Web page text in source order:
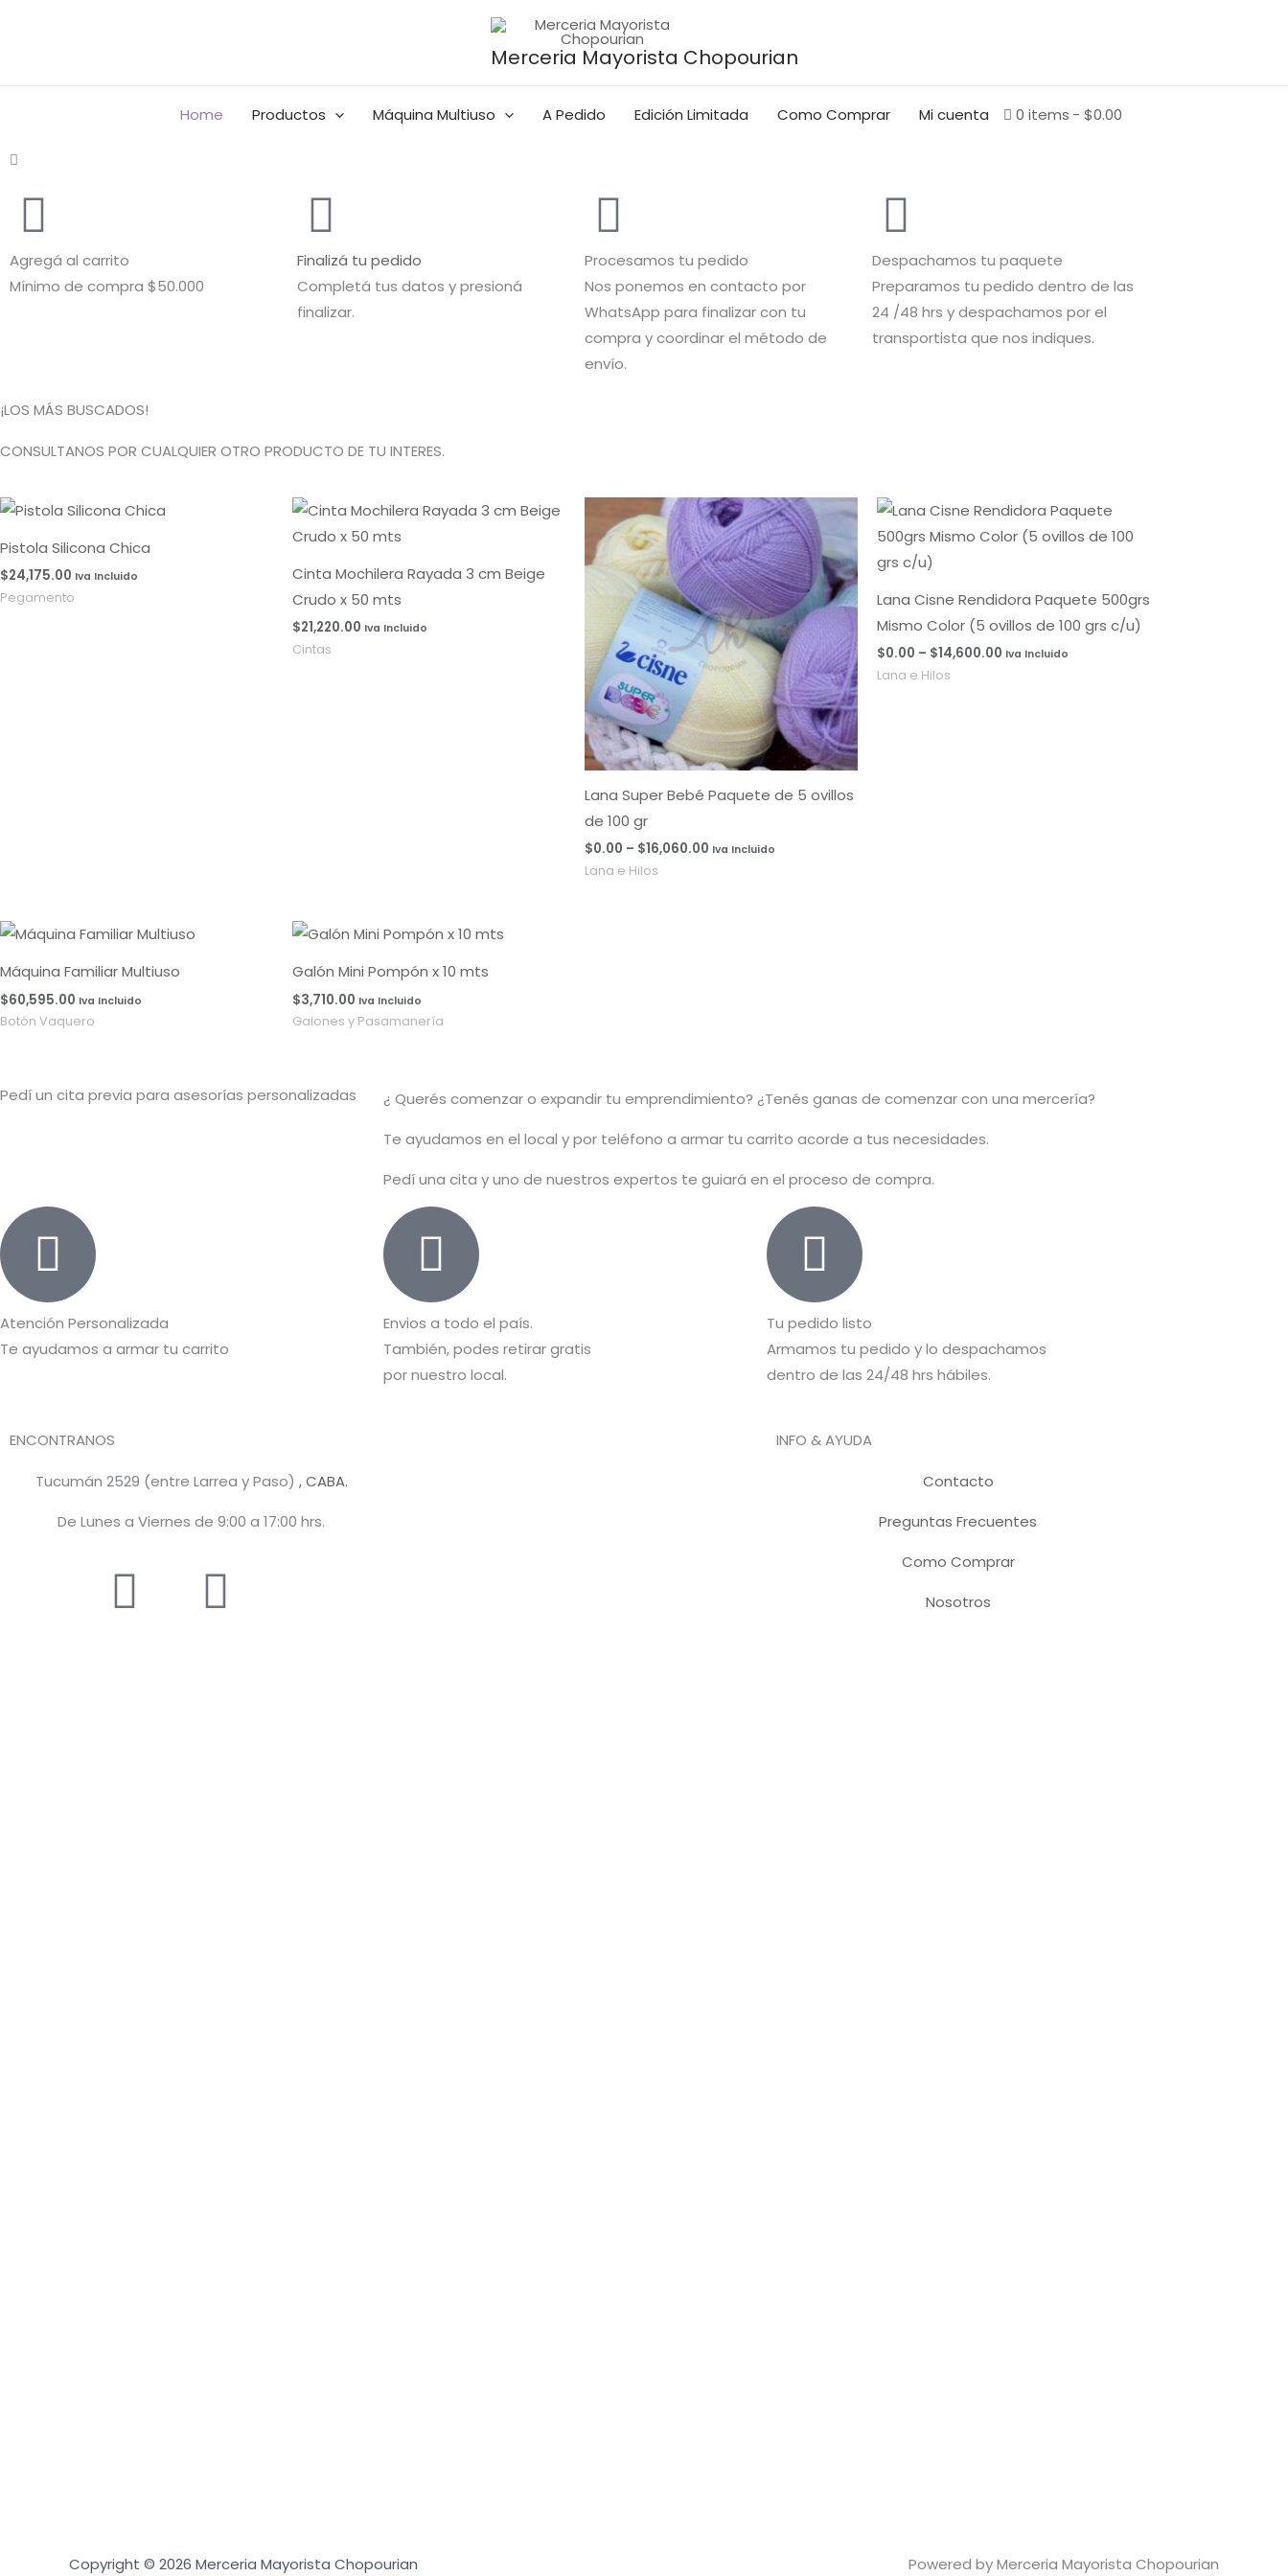
Merceria Mayorista Chopourian
Home Productos Máquina Multiuso A Pedido Edición Limitada Como Comprar Mi cuenta 0 items $0.00
Agregá al carrito
Mínimo de compra $50.000
Finalizá tu pedido
Completá tus datos y presioná
finalizar.
Procesamos tu pedido
Nos ponemos en contacto por
WhatsApp para finalizar con tu
compra y coordinar el método de
envío.
Despachamos tu paquete
Preparamos tu pedido dentro de las
24 /48 hrs y despachamos por el
transportista que nos indiques.
¡LOS MÁS BUSCADOS!
CONSULTANOS POR CUALQUIER OTRO PRODUCTO DE TU INTERES.
Pistola Silicona Chica
$24,175.00 Iva Incluido
Pegamento
Cinta Mochilera Rayada 3 cm Beige
Crudo x 50 mts
$21,220.00 Iva Incluido
Cintas
Lana Super Bebé Paquete de 5 ovillos
de 100 gr
$0.00 – $16,060.00
Rango
de
precios:
desde
$0.00
hasta
$16,060.00
Iva Incluido
Lana e Hilos
Lana Cisne Rendidora Paquete 500grs
Mismo Color (5 ovillos de 100 grs c/u)
$0.00 – $14,600.00
Rango
de
precios:
$14,600.00
Iva Incluido
Lana e Hilos
Máquina Familiar Multiuso
$60,595.00 Iva Incluido
Botón Vaquero
Galón Mini Pompón x 10 mts
$3,710.00 Iva Incluido
Galones y Pasamanería
Pedí un cita previa para asesorías personalizadas ¿ Querés comenzar o expandirtu emprendimiento? ¿Tenés ganas de comenzar con una mercería?
Te ayudamos en el local y por teléfono a armar tu carrito acorde a tus necesidades.
Pedí una cita y uno de nuestros expertos te guiará en el proceso de compra.
Atención Personalizada
Te ayudamos a armar tu carrito
Envios a todo el país.
También, podes retirar gratis
por nuestro local.
Tu pedido listo
Armamos tu pedido y lo despachamos
dentro de las 24/48 hrs hábiles.
ENCONTRANOS
Tucumán 2529 (entre Larrea y Paso) , CABA.
De Lunes a Viernes de 9:00 a 17:00 hrs.
INFO & AYUDA
Contacto
Preguntas Frecuentes
Como Comprar
Nosotros
Copyright © 2026 Merceria Mayorista Chopourian Powered by Merceria Mayorista Chopourian